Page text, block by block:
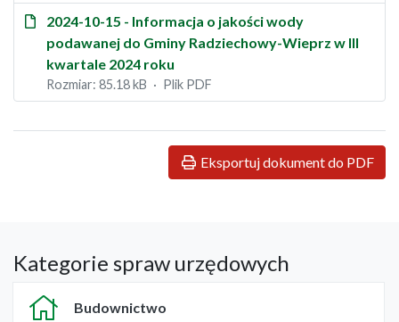
2024-10-15 - Informacja o jakości wody
podawanej do Gminy Radziechowy-Wieprz w III
kwartale 2024 roku
Rozmiar: 85.18 kB Plik PDF
Eksportuj dokument do PDF
Kategorie spraw urzędowych
Budownictwo